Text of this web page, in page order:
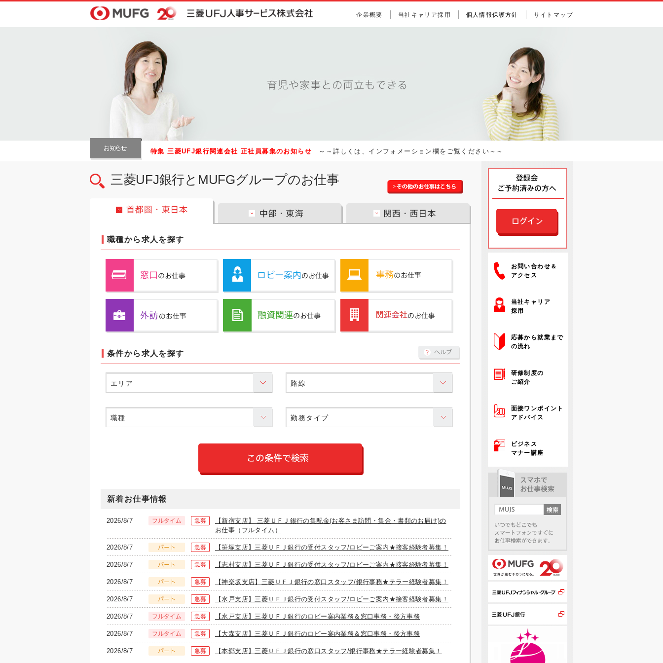
企業概要 当社キャリア採用 個人情報保護方針 サイトマップ
特集 三菱UFJ銀行関連会社 正社員募集のお知らせ ～～詳しくは、インフォメーション欄をご覧ください～～
三菱UFJ銀行とMUFGグループのお仕事
職種から求人を探す
条件から求人を探す
エリア 路線
職種 勤務タイプ
新着お仕事情報
2026/8/7
【新宿支店】 三菱ＵＦＪ銀行の集配金(お客さま訪問・集金・書類のお届け)の
お仕事（フルタイム）
2026/8/7 【笹塚支店】三菱ＵＦＪ銀行の受付スタッフ/ロビーご案内★接客経験者募集！
2026/8/7 【志村支店】三菱ＵＦＪ銀行の受付スタッフ/ロビーご案内★接客経験者募集！
2026/8/7 【神楽坂支店】三菱ＵＦＪ銀行の窓口スタッフ/銀行事務★テラー経験者募集！
2026/8/7 【水戸支店】三菱ＵＦＪ銀行の受付スタッフ/ロビーご案内★接客経験者募集！
2026/8/7 【水戸支店】三菱ＵＦＪ銀行のロビー案内業務＆窓口事務・後方事務
2026/8/7 【大森支店】三菱ＵＦＪ銀行のロビー案内業務＆窓口事務・後方事務
2026/8/7 【本郷支店】三菱ＵＦＪ銀行の窓口スタッフ/銀行事務★テラー経験者募集！
お問い合わせ＆
アクセス
当社キャリア
採用
応募から就業まで
の流れ
研修制度の
ご紹介
面接ワンポイント
アドバイス
ビジネス
マナー講座